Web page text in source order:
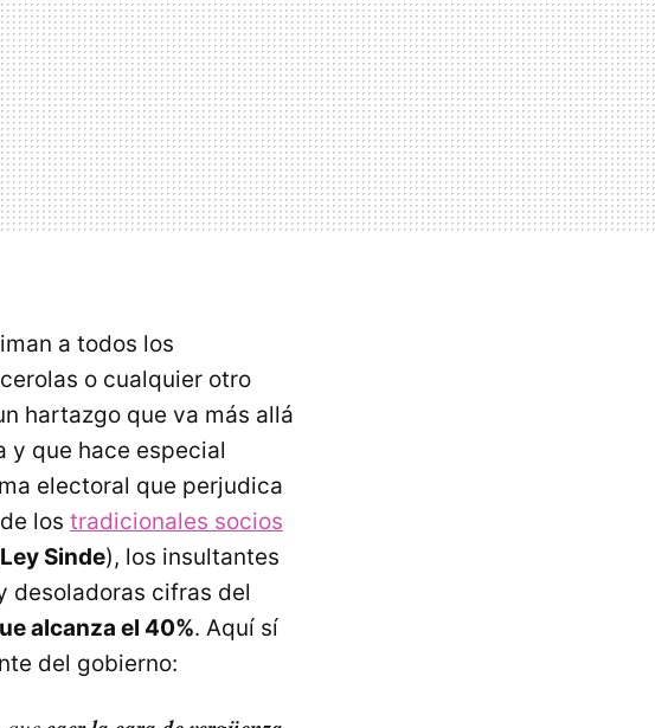
a todos los
o cualquier otro
hartazgo que va más allá
y que hace especial
electoral que perjudica
los tradicionales socios
Ley Sinde), los insultantes
desoladoras cifras del
alcanza el 40%. Aquí sí
del gobierno: